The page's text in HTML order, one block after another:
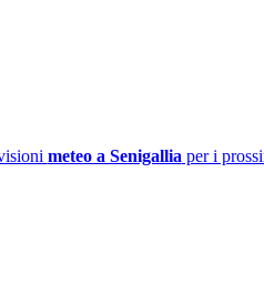
meteo a Senigallia per i